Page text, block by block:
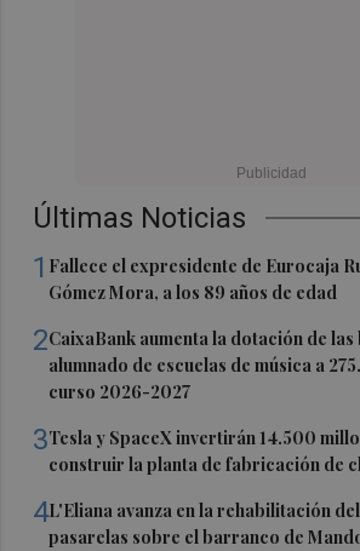
Últimas Noticias
1 Fallece el expresidente de Eurocaja
Gómez Mora, a los 89 años de edad
2CaixaBank aumenta la dotación de
alumnado de escuelas de música a
curso 2026-2027
3Tesla y SpaceX invertirán 14.500
construir la planta de fabricación de
4L'Eliana avanza en la rehabilitación
pasarelas sobre el barranco de